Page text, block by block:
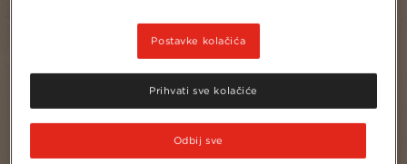
Postavke kolačića
Odbij sve
Prihvati sve kolačiće